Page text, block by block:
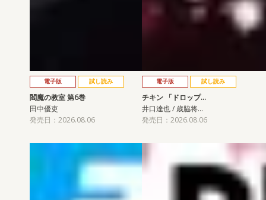
電子版 試し読み
閻魔の教室 第6巻
田中優吏
発売日：2026.08.06
電子版 試し読み
チキン 「ドロップ…
井口達也 / 歳脇将…
発売日：2026.08.06